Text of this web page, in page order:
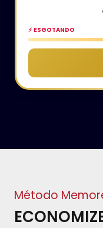
⚡ ESGOTANDO
Método